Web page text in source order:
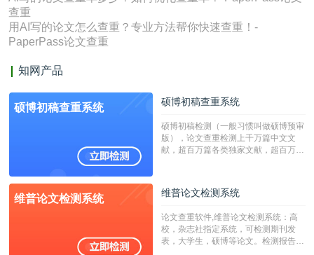
查重
用AI写的论文怎么查重？专业方法帮你快速查重！-
PaperPass论文查重
知网产品
硕博初稿查重系统 硕博初稿查重系统
硕博初稿检测（一般习惯叫做硕博预审
版），论文查重检测上千万篇中文文
献，超百万篇各类独家文献，超百万港
校用来检测硕博论文的系统，检测范围
广，数据来源真实，检测算法合理!本
字符数30万）
维普论文检测系统 维普论文检测系统
论文查重软件,维普论文检测系统：高
校，杂志社指定系统，可检测期刊发
表，大学生，硕博等论文。检测报告支